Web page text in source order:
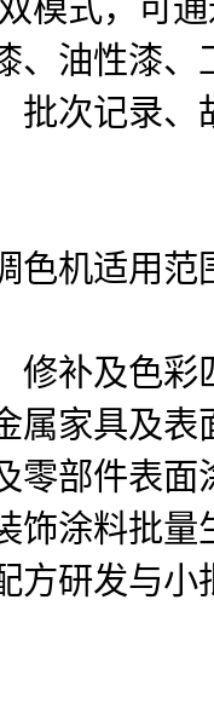
模式，可
、油性漆、
批次记录、
色机适用范
修补及色彩
属家具及表
零部件表面
饰涂料批量
方研发与小